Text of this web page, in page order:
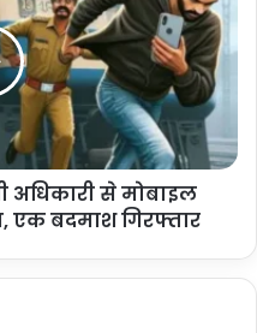
अधिकारी से मोबाइल
एक बदमाश गिरफ्तार